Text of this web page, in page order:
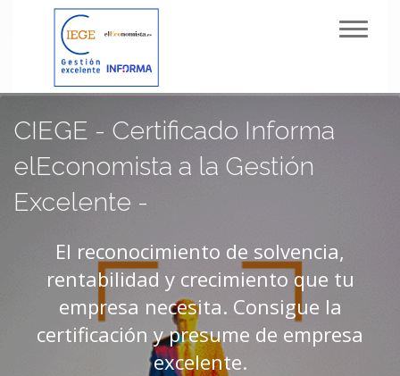
CIEGE - Certificado Informa
elEconomista a la Gestión
Excelente -
El reconocimiento de solvencia,
rentabilidad y crecimiento que tu
empresa necesita. Consigue la
certificación y presume de empresa
excelente.